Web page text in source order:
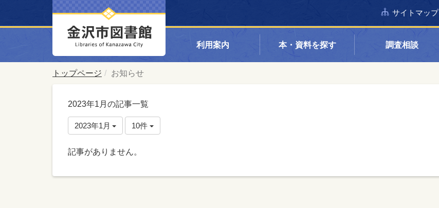
サイトマップ
利用案内 本・資料を探す 調査相談
トップページ お知らせ
2023年1月の記事一覧
2023年1月 10件
記事がありません。